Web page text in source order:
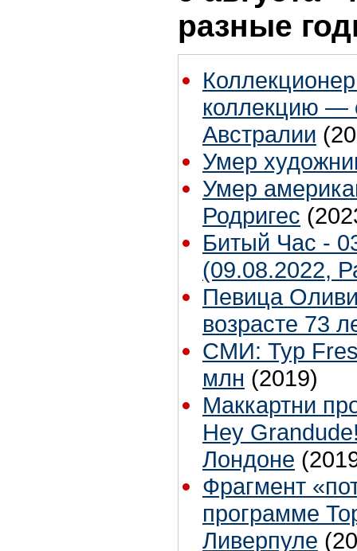
разные
коллекцию —
Австралии
Умер
Умер
Родригес
Битый Час -
(09.08.2022,
Певица
возрасте 73
СМИ: Тур
млн (2019)
Маккартни
Hey
Лондоне
Фрагмент
программе
Ливерпуле